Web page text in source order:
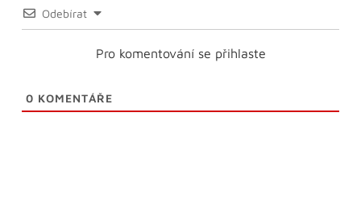
Odebírat
Pro komentování se přihlaste
0 KOMENTÁŘE